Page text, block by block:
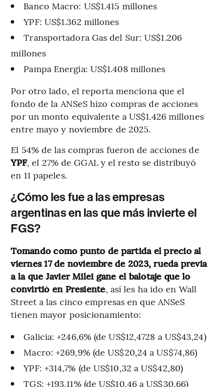
Banco Macro: US$1.415 millones
YPF: US$1.362 millones
Transportadora Gas del Sur: US$1.206
millones
Pampa Energía: US$1.408 millones
Por otro lado, el reporta menciona que el
fondo de la ANSeS hizo compras de acciones
por un monto equivalente a US$1.426 millones
entre mayo y noviembre de 2025.
El 54% de las compras fueron de acciones de
YPF, el 27% de GGAL y el resto se distribuyó
en 11 papeles.
¿Cómo les fue a las empresas
argentinas en las que más invierte el
FGS?
Tomando como punto de partida el precio al
viernes 17 de noviembre de 2023, rueda previa
a la que Javier Milei gane el balotaje que lo
convirtió en Presiente, así les ha ido en Wall
Street a las cinco empresas en que ANSeS
tienen mayor posicionamiento:
Galicia: +246,6% (de US$12,4728 a US$43,24)
Macro: +269,9% (de US$20,24 a US$74,86)
YPF: +314,7% (de US$10,32 a US$42,80)
TGS: +193,11% (de US$10,46 a US$30,66)